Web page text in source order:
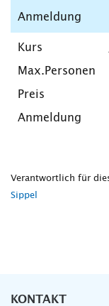
Verantwortlich für
Sippel
KONTAKT